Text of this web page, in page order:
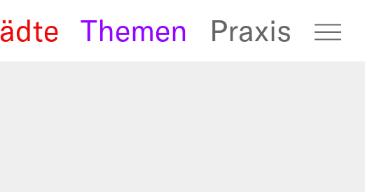
Refugees Archive
Themen Praxis